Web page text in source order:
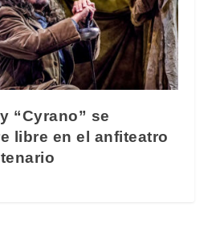
“Cyrano” se
libre en el anfiteatro